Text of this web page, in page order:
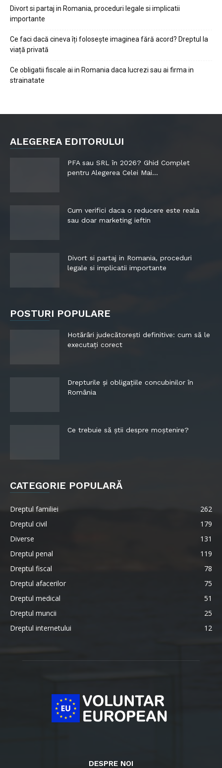
Divort si partaj in Romania, proceduri legale si implicatii
importante
Ce faci dacă cineva îți folosește imaginea fără acord? Dreptul la
viață privată
Ce obligatii fiscale ai in Romania daca lucrezi sau ai firma in
strainatate
ALEGEREA EDITORULUI
PFA sau SRL în 2026? Ghid Complet
pentru Alegerea Celei Mai...
Cum verifici daca o reducere este reala
sau doar marketing ieftin
Divort si partaj in Romania, proceduri
legale si implicatii importante
POSTURI POPULARE
Hotărâri judecătorești definitive: cum să le
executați corect
Drepturile și obligațiile concubinilor în
România
Ce trebuie să știi despre moștenire?
CATEGORIE POPULARĂ
Dreptul familiei
262
Dreptul civil
179
Diverse
131
Dreptul penal
119
Dreptul fiscal
78
Dreptul afacerilor
75
Dreptul medical
51
Dreptul muncii
25
Dreptul internetului
12
DESPRE NOI